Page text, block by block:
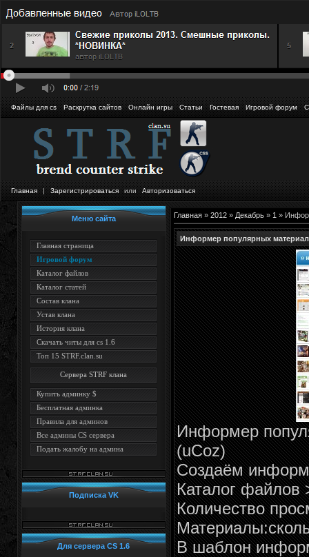
Файлы для cs Раскрутка сайтов Онлайн игры Статьи Гостевая Игровой форум
Главная | Зарегистрироваться или Авторизоваться
Меню сайта
Главная страница
Игровой форум
Каталог файлов
Каталог статей
Состав клана
Устав клана
История клана
Скачать читы для cs 1.6
Топ 15 STRF.clan.su
Сервера STRF клана
Купить админку $
Бесплатная админка
Правила для админов
Все админы CS сервера
Подать жалобу на админа
Подписка VK
Для сервера CS 1.6
Главная» 2012 » Декабрь » 1 »
Информер популярных
Информер
(uCoz)
Создаём
Каталог файлов
Количество
В шаблон